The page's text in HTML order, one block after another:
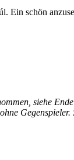
Ein schön
siehe
Gegenspieler.